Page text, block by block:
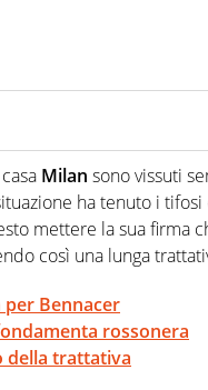
segreti: basket,
non vedono granché
Milan sono vissuti
ha tenuto i
mettere la sua firma
così una lunga
Bennacer
rossonera
della trattativa